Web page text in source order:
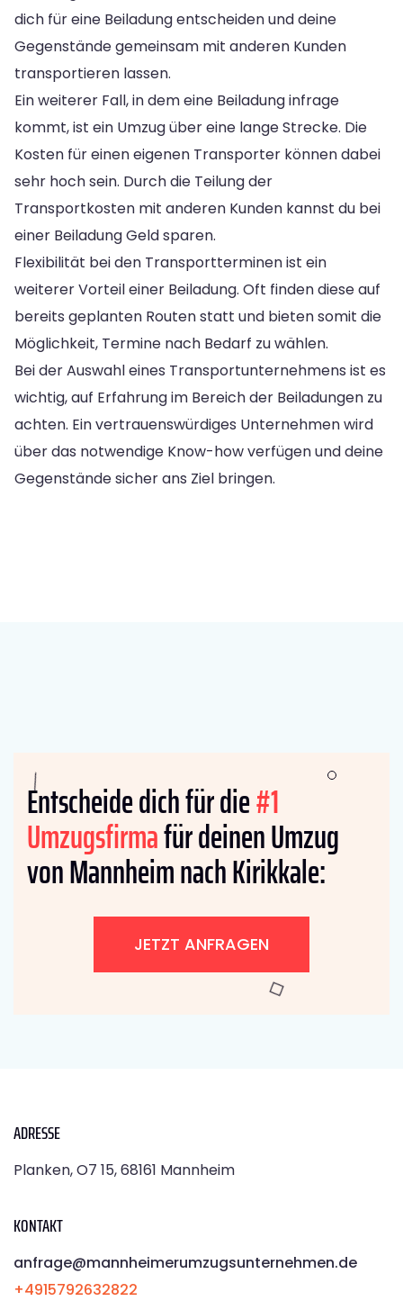
dich für eine Beiladung entscheiden und deine
Gegenstände gemeinsam mit anderen Kunden
transportieren lassen.
Ein weiterer Fall, in dem eine Beiladung infrage
kommt, ist ein Umzug über eine lange Strecke. Die
Kosten für einen eigenen Transporter können dabei
sehr hoch sein. Durch die Teilung der
Transportkosten mit anderen Kunden kannst du bei
einer Beiladung Geld sparen.
Flexibilität bei den Transportterminen ist ein
weiterer Vorteil einer Beiladung. Oft finden diese auf
bereits geplanten Routen statt und bieten somit die
Möglichkeit, Termine nach Bedarf zu wählen.
Bei der Auswahl eines Transportunternehmens ist es
wichtig, auf Erfahrung im Bereich der Beiladungen zu
achten. Ein vertrauenswürdiges Unternehmen wird
über das notwendige Know-how verfügen und deine
Gegenstände sicher ans Ziel bringen.
Entscheide dich für die#1
Umzugsfirmafür deinen Umzug
von Mannheim nach Kirikkale:
JETZT ANFRAGEN
ADRESSE
Planken, O7 15, 68161 Mannheim
KONTAKT
anfrage@mannheimerumzugsunternehmen.de
+4915792632822